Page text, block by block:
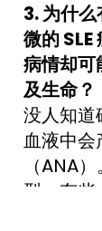
3. 为什
微的
病情却可
及生命？
没人知道
血液中会
（ANA
型，有些